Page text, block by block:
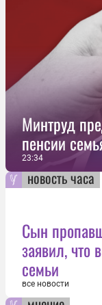
Минтруд
пенсии
23:34
новость часа
Сын
заявил, что
семьи
все новости